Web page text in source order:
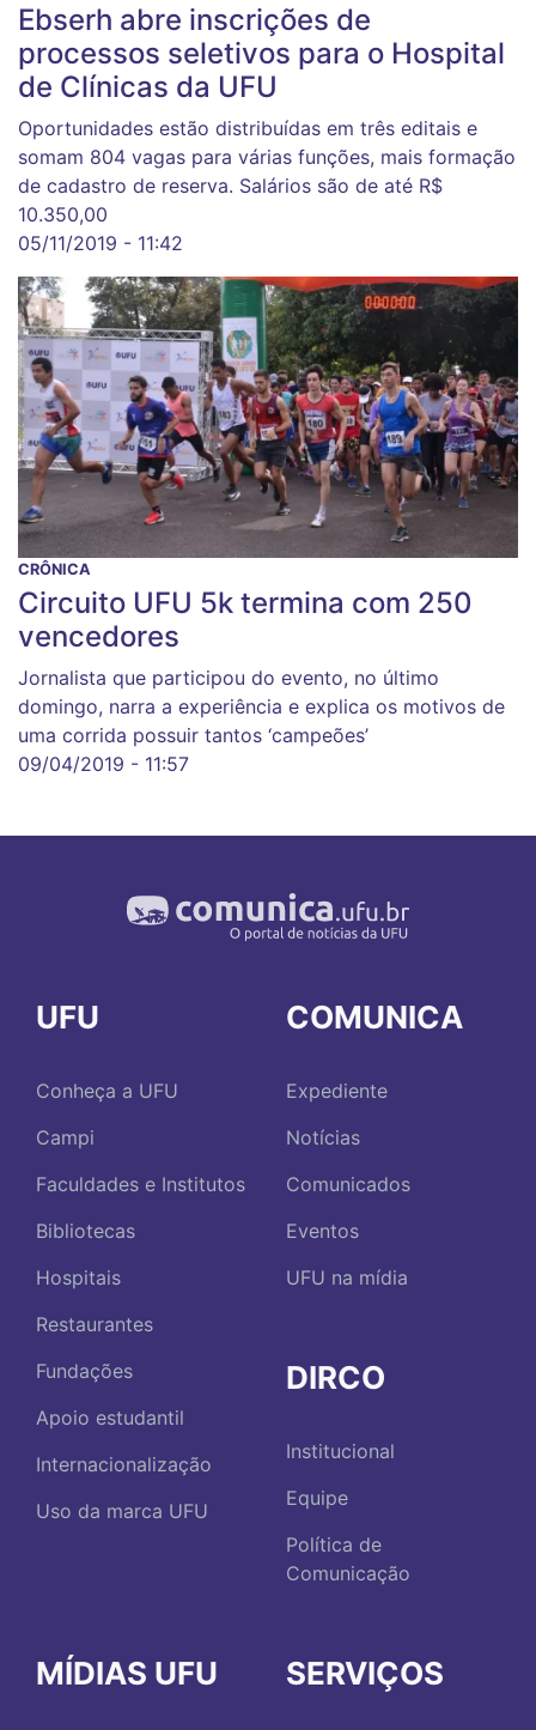
Ebserh abre inscrições de
processos seletivos para o Hospital
de Clínicas da UFU
Oportunidades estão distribuídas em três editais e
somam 804 vagas para várias funções, mais formação
de cadastro de reserva. Salários são de até R$
10.350,00
05/11/2019 - 11:42
CRÔNICA
Circuito UFU 5k termina com 250
vencedores
Jornalista que participou do evento, no último
domingo, narra a experiência e explica os motivos de
uma corrida possuir tantos ‘campeões’
09/04/2019 - 11:57
UFU
Conheça a UFU
Campi
Faculdades e Institutos
Bibliotecas
Hospitais
Restaurantes
Fundações
Apoio estudantil
Internacionalização
Uso da marca UFU
COMUNICA
Expediente
Notícias
Comunicados
Eventos
UFU na mídia
DIRCO
Institucional
Equipe
Política de
Comunicação
MÍDIAS UFU SERVIÇOS